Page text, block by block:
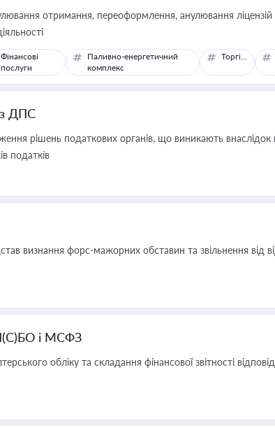
отримання, переоформлення, анулювання ліцензій
Фінансові
послуги
Паливно-енергетичний
комплекс
Торгівля
з ДПС
рішень податкових органів, що виникають внаслідок
податків
визнання форс-мажорних обставин та звільнення від
П(С)БО і МСФЗ
обліку та складання фінансової звітності